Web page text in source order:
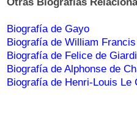
Biografía de Gayo
Biografía de William
Biografía de Felice de
Biografía de Alphonse de
Biografía de Henri-Louis Le